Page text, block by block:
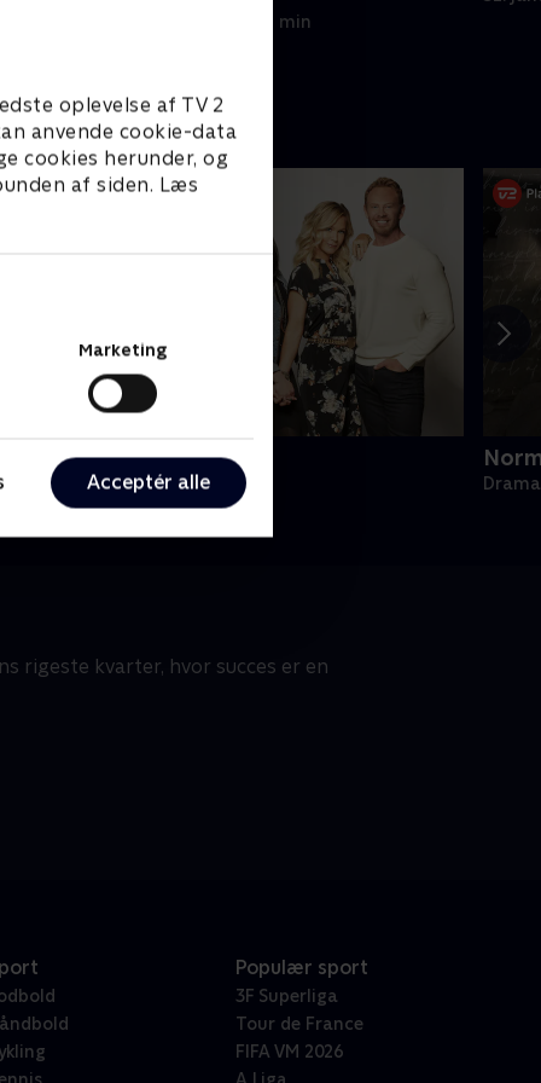
oplevelse af TV 2
anvende cookie-data
cookies herunder, og
af siden. Læs
Marketing
Acceptér alle
skønhedskonkurrence.
24. januar 1996 • 42 min
BH90210
• 1 sæsoner
rigeste kvarter, hvor succes er en
Populær sport
3F Superliga
Tour de France
FIFA VM 2026